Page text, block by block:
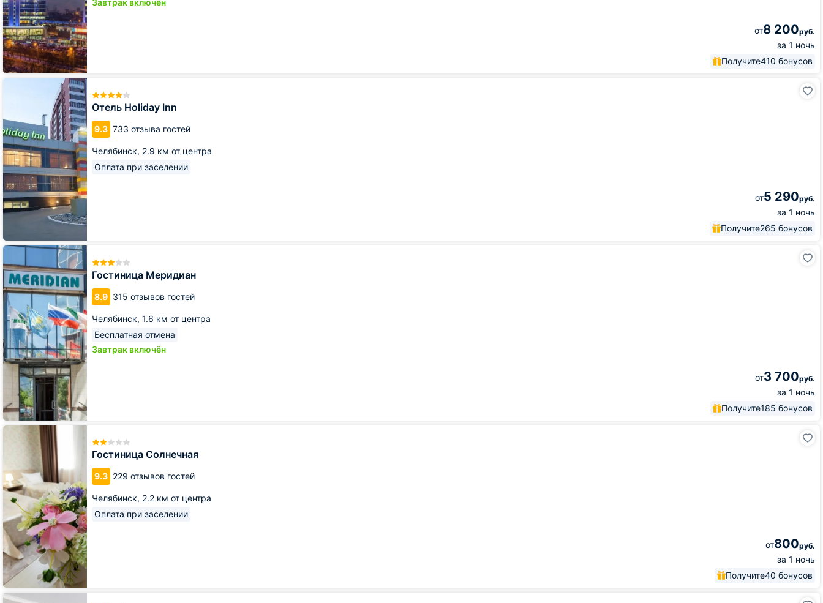
от8 200руб.
за 1 ночь
Получите410 бонусов
Отель Holiday Inn
9.3 733 отзыва гостей
Челябинск, 2.9 км от центра
Оплата при заселении
от5 290руб.
за 1 ночь
Получите265 бонусов
Отель
Гостиница Меридиан
8.9 315 отзывов гостей
Челябинск, 1.6 км от центра
Бесплатная отмена
Завтрак включён
от3 700руб.
за 1 ночь
Получите185 бонусов
Гостиница
Меридиан
Гостиница Солнечная
9.3 229 отзывов гостей
Челябинск, 2.2 км от центра
Оплата при заселении
от800руб.
за 1 ночь
Получите40 бонусов
Гостиница
Солнечная
Гостиница